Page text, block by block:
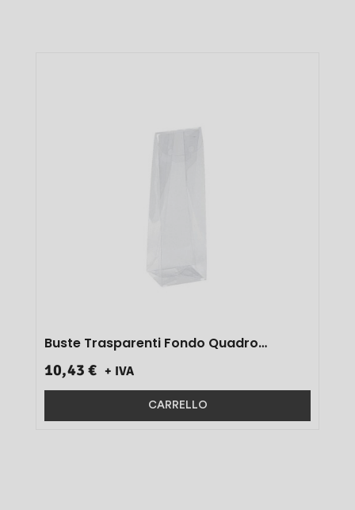
Buste Trasparenti Fondo Quadro
10,43 € + IVA
CARRELLO